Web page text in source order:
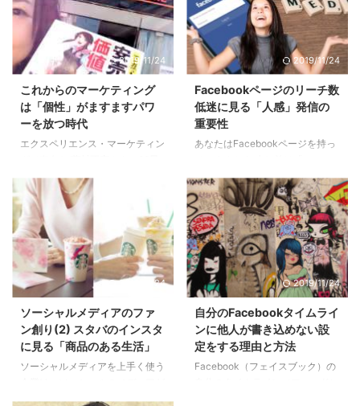
2019/11/24
これからのマーケティング
は「個性」がますますパワ
ーを放つ時代
エクスペリエンス・マーケティン
目の著書「マンガでわかる! 安売
りするな! 「価値」を売れ!」の 出
版記念セミナーに行ってきまし
た。 藤村氏のブログは拝読して
いたけれど、 とてもカンタンな
言葉で、短く、かつ奥深いんです
よね。 書籍は一冊程度しか読ん
でいなかったけれど共感すること
いと思っていたところ セミナー
をやるとSNSで告知を発見。しか
し瞬時満席！ SNSのチカラを知
る藤村さんらしい、 ソーシャル
てました。 キャン ...
2019/11/24
Facebookページのリーチ数
低迷に見る「人感」発信の
重要性
あなたはFacebookページを持っ
ページ」って名前でしたね。 今
はFacebookページのリーチ数が
減ってる傾向にあります。
Facebookページで投稿したとき
にそれを見た人の数が減少してい
るという意味です。 つまり「い
いね！」を押したユーザーのタイ
ムラインに あなたのFacebookペ
うこと。 Organic Reach Chart
by Social@Ogilvy （少し前のも
のですがFacebookページのリー
チ数表） その大きな理由に ...
2019/11/24
ソーシャルメディアのファ
ン創り(2) スタバのインスタ
に見る「商品のある生活」
ソーシャルメディアを上手く使う
違っても魅せ方の上手さは変わり
2019/11/24
自分のFacebookタイムライ
ンに他人が書き込めない設
定をする理由と方法
Facebook（フェイスブック）の